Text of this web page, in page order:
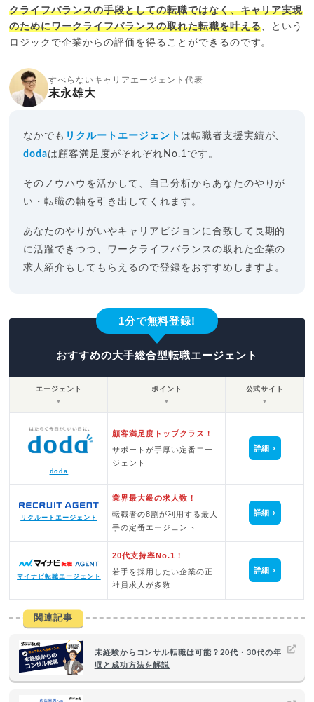
クライフバランスの手段としての転職ではなく、キャリア実現
のためにワークライフバランスの取れた転職を叶える 、という
ロジックで企業からの評価を得ることができるのです。
すべらないキャリアエージェント代表
末永雄大
なかでも リクルートエージェント は転職者支援実績が、
dodaは顧客満足度がそれぞれNo.1です。
そのノウハウを活かして、自己分析からあなたのやりが
い・転職の軸を引き出してくれます。
あなたのやりがいやキャリアビジョンに合致して長期的
に活躍できつつ、ワークライフバランスの取れた企業の
求人紹介もしてもらえるので登録をおすすめしますよ。
1分で無料登録!
おすすめの大手総合型転職エージェント
エージェント
▼
ポイント
▼
公式サイト
▼
doda
顧客満足度トップクラス！
サポートが手厚い定番エー
ジェント
詳細
リクルートエージェント
業界最大級の求人数！
転職者の8割が利用する最大
手の定番エージェント
詳細
マイナビ転職エージェント
20代支持率No.1！
若手を採用したい企業の正
社員求人が多数
詳細
関連記事
未経験からコンサル転職は可能？20代・30代の年
収と成功方法を解説